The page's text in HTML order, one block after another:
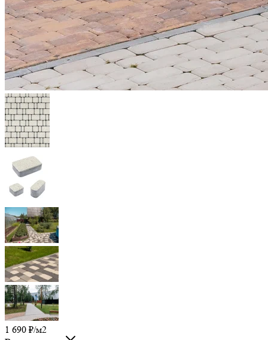
1 690 ₽/м2